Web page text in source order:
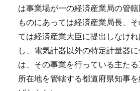
は事業場が一の経済産業局の管
ものにあっては経済産業局長、
ては経済産業大臣に提出しなけれ
し、電気計器以外の特定計量器
は、その事業を行っている主た
所在地を管轄する都道府県知事